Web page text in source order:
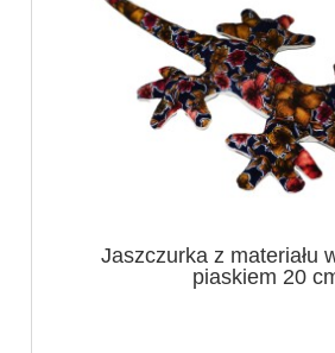
Jaszczurka z materiału
piaskiem 20